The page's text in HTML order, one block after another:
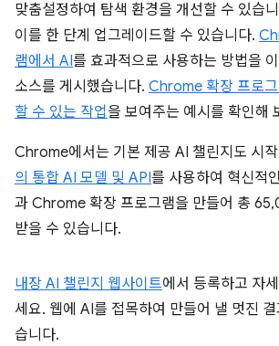
맞춤설정하여 탐색 환경을 개선할 수 있습
이를 한 단계 업그레이드할 수 있습니다.
램에서 AI를 효과적으로 사용하는 방법을
소스를 게시했습니다. Chrome 확장 프로
할 수 있는 작업을 보여주는 예시를 확인해
Chrome에서는 기본 제공 AI 챌린지도 시
의 통합 AI 모델 및 API를 사용하여 혁신적
과 Chrome 확장 프로그램을 만들어 총
받을 수 있습니다.
내장 AI 챌린지 웹사이트에서 등록하고 자
세요. 웹에 AI를 접목하여 만들어 낼 멋진
습니다.